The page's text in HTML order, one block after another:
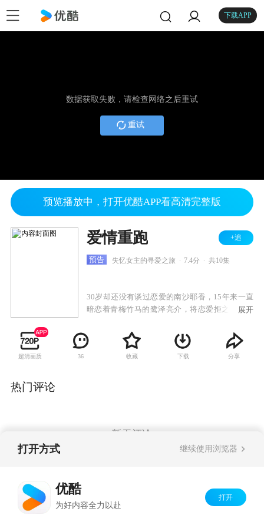
下载APP
数据获取失败，请检查网络之后重试
重试
预览播放中，打开优酷APP看高清完整版
爱情重跑 +追
预告 失忆女主的寻爱之旅 7.4分 共10集
30岁却还没有谈过恋爱的南沙耶香，15年来一直
暗恋着青梅竹马的鹭泽亮介，将恋爱拒之千里之
男人，说正在和她同居交往中，而且两个人似乎
还发生了关系，但南沙耶香似乎对这三个月的事
情没有记忆。这三个月究竟发生了什么？在找回
展开
超清画质 36 收藏 下载 分享
热门评论
暂无评论
打开方式 继续使用浏览器
优酷
为好内容全力以赴
打开